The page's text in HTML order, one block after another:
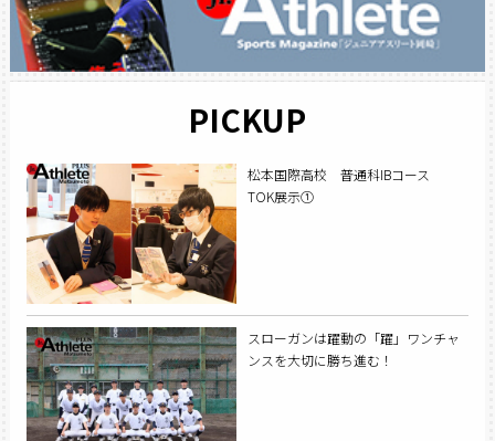
PICKUP
松本国際高校 普通科IBコース
TOK展示①
スローガンは躍動の「躍」ワンチャ
ンスを大切に勝ち進む！